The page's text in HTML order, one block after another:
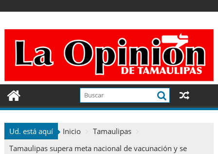
contenido
Ud. está aquí Inicio
Tamaulipas
Tamaulipas supera meta nacional de vacunación y se